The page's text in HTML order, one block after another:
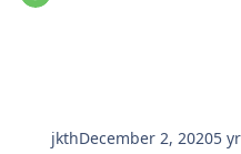
jkthDecember 2, 20205 yr